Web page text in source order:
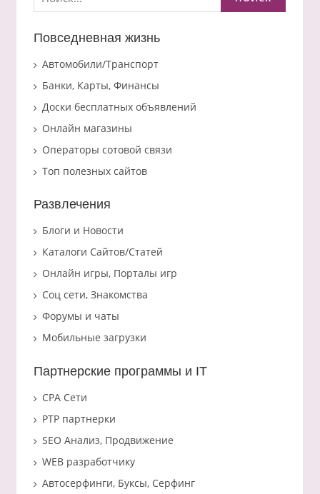
Повседневная жизнь
Автомобили/Транспорт
Банки, Карты, Финансы
Доски бесплатных объявлений
Онлайн магазины
Операторы сотовой связи
Топ полезных сайтов
Развлечения
Блоги и Новости
Каталоги Сайтов/Статей
Онлайн игры, Порталы игр
Соц сети, Знакомства
Форумы и чаты
Мобильные загрузки
Партнерские программы и IT
CPA Сети
PTP партнерки
SEO Анализ, Продвижение
WEB разработчику
Автосерфинги, Буксы, Серфинг